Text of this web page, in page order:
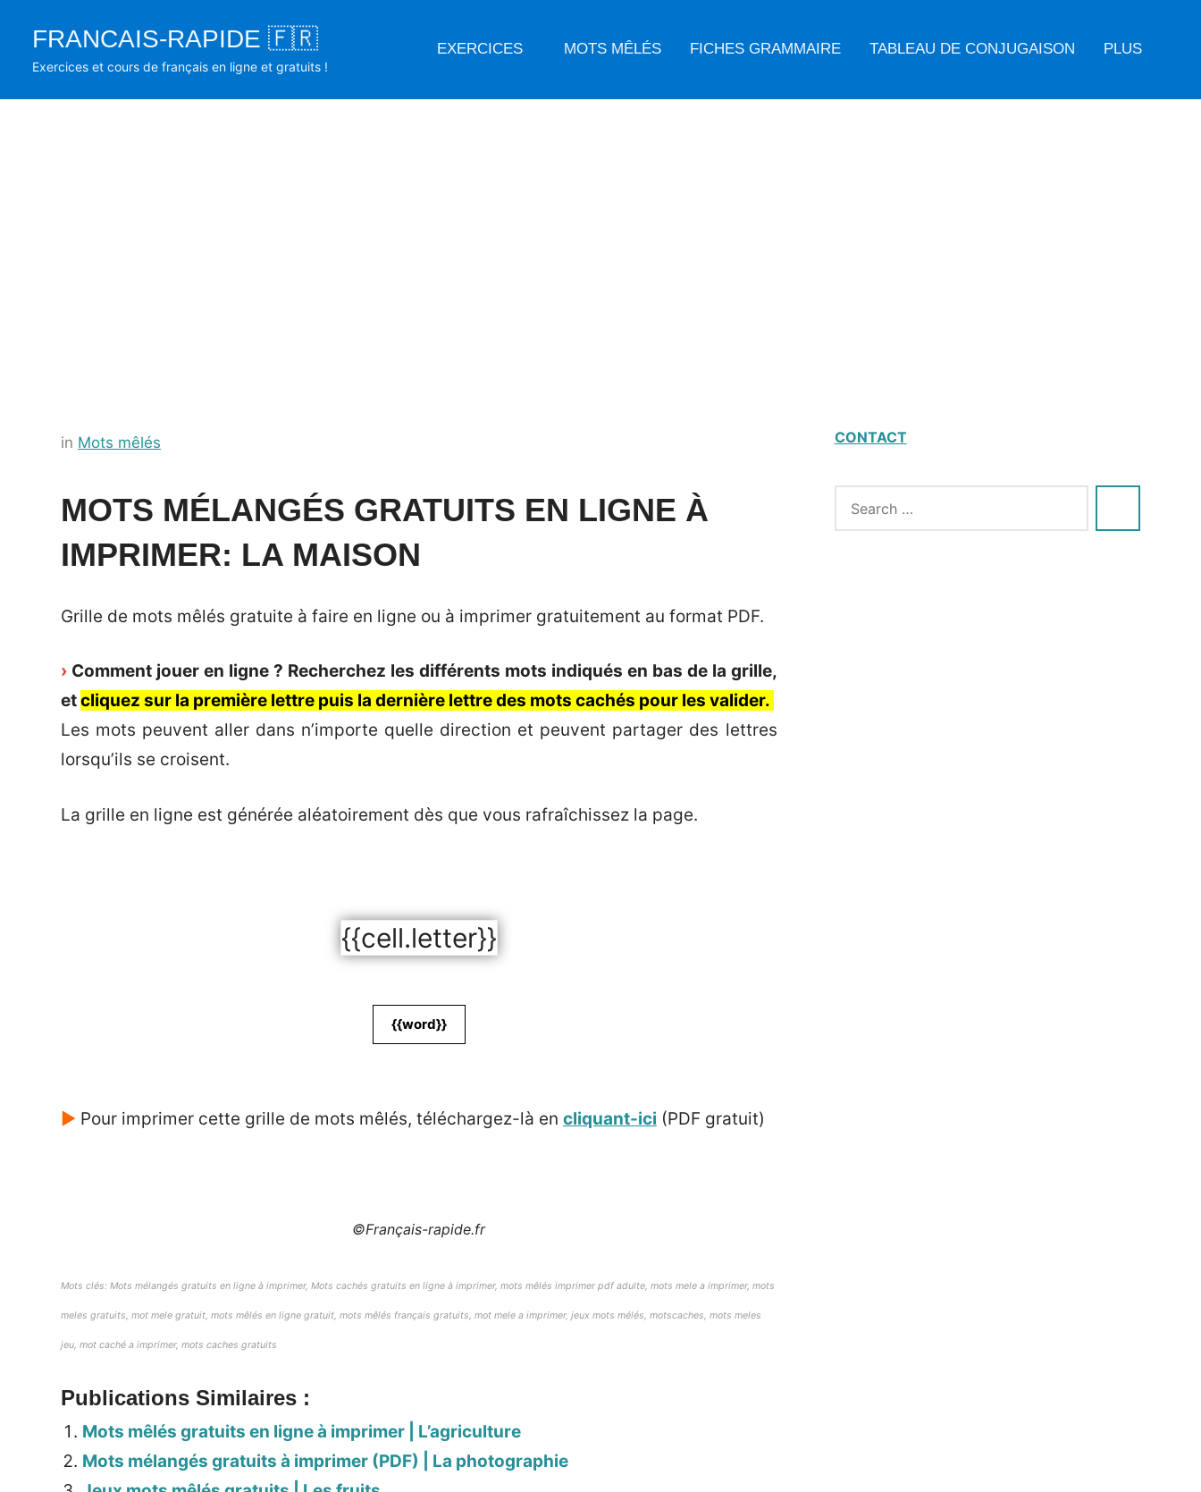
content
FRANCAIS-RAPIDE 🇫🇷
Exercices et cours de français en ligne et gratuits !
EXERCICES MOTS MÊLÉS FICHES GRAMMAIRE TABLEAU DE CONJUGAISON PLUS
Posted
août
2022
by
in Mots mêlés
MOTS MÉLANGÉS GRATUITS EN LIGNE À
IMPRIMER: LA MAISON
Grille de mots mêlés gratuite à faire en ligne ou à imprimer gratuitement au format PDF.
› Comment jouer en ligne ? Recherchez les différents mots indiqués en bas de la grille,
etcliquez sur la première lettre puis la dernière lettre des mots cachés pour les valider.
Les mots peuvent aller dans n’importe quelle direction et peuvent partager des lettres
lorsqu’ils se croisent.
La grille en ligne est générée aléatoirement dès que vous rafraîchissez la page.
{{cell.letter}}
{{word}}
► Pour imprimer cette grille de mots mêlés, téléchargez-là en cliquant-ici (PDF gratuit)
©Français-rapide.fr
Mots clés: Mots mélangés gratuits en ligne à imprimer, Mots cachés gratuits en ligne à imprimer, mots mêlés imprimer pdf adulte, mots mele a imprimer, mots
meles gratuits, mot mele gratuit, mots mêlés en ligne gratuit, mots mêlés français gratuits, mot mele a imprimer, jeux mots mélés, motscaches, mots meles
jeu, mot caché a imprimer, mots caches gratuits
Publications Similaires :
Mots mêlés gratuits en ligne à imprimer | L’agriculture
Mots mélangés gratuits à imprimer (PDF) | La photographie
CONTACT